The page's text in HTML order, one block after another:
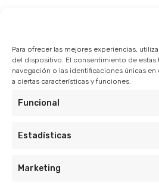
Para ofrecer las mejores experiencias,
del dispositivo. El consentimiento de
navegación o las identificaciones únicas
a ciertas características y funciones.
Funcional
Estadísticas
Marketing